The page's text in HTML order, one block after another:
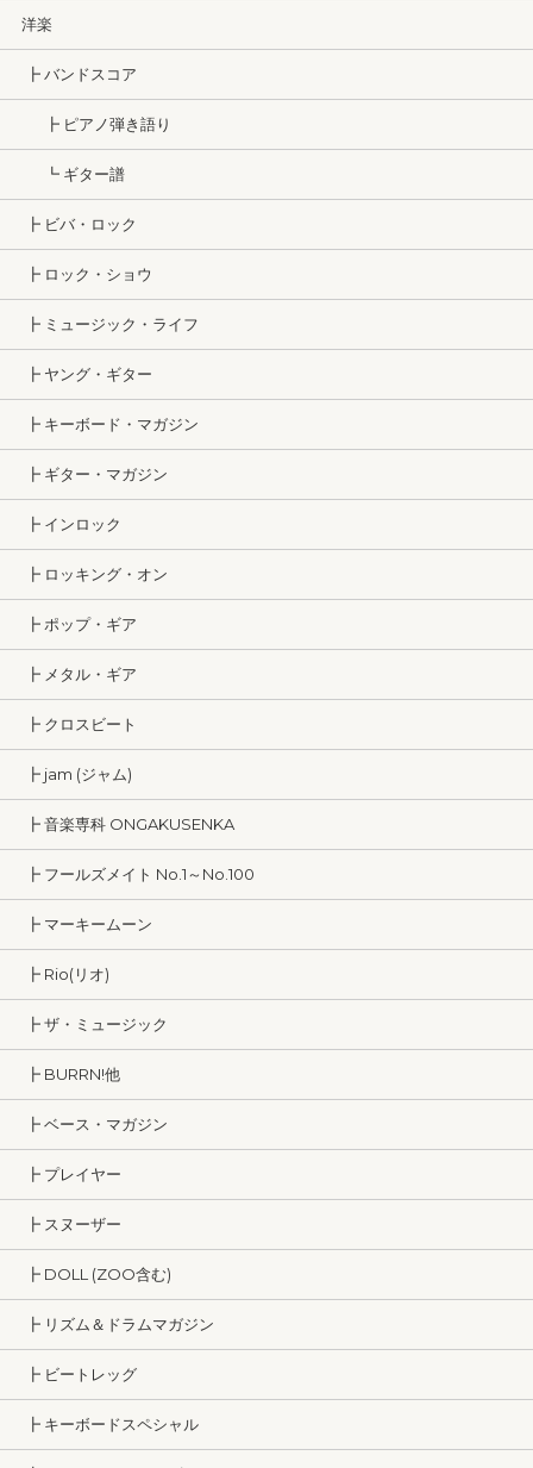
洋楽
┣ バンドスコア
┣ ピアノ弾き語り
┗ ギター譜
┣ ビバ・ロック
┣ ロック・ショウ
┣ ミュージック・ライフ
┣ ヤング・ギター
┣ キーボード・マガジン
┣ ギター・マガジン
┣ インロック
┣ ロッキング・オン
┣ ポップ・ギア
┣ メタル・ギア
┣ クロスビート
┣ jam (ジャム)
┣ 音楽専科 ONGAKUSENKA
┣ フールズメイト No.1～No.100
┣ マーキームーン
┣ Rio(リオ)
┣ ザ・ミュージック
┣ BURRN!他
┣ ベース・マガジン
┣ プレイヤー
┣ スヌーザー
┣ DOLL (ZOO含む)
┣ リズム＆ドラムマガジン
┣ ビートレッグ
┣ キーボードスペシャル